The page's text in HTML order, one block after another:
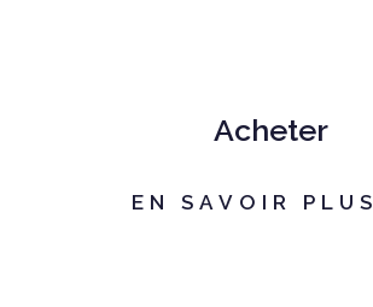
Acheter
EN SAVOIR PLUS